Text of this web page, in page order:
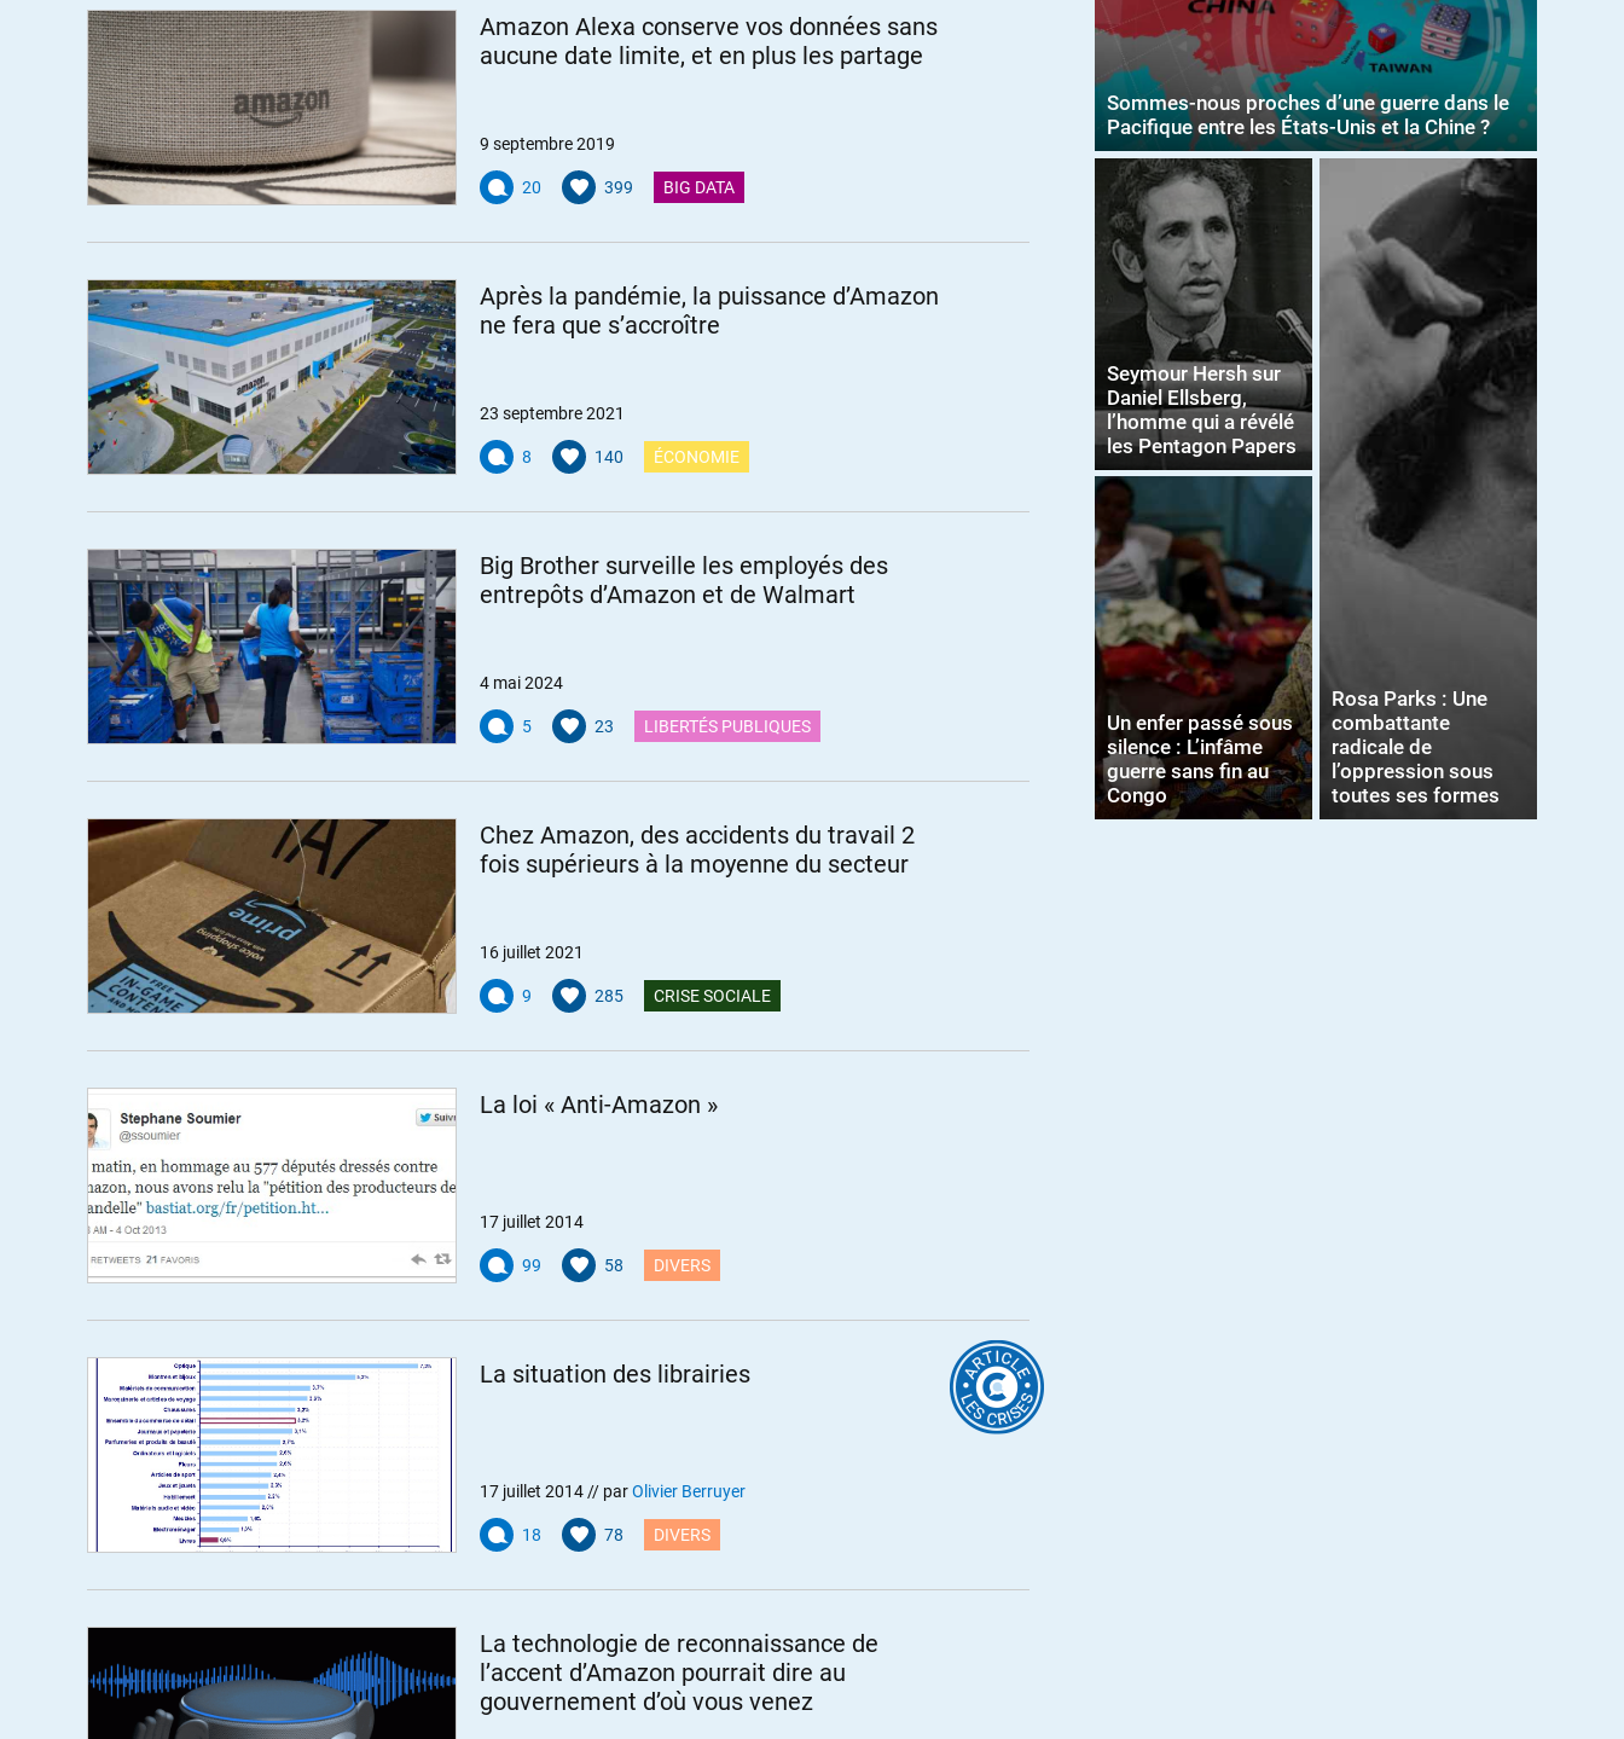
Amazon Alexa conserve vos données sans
aucune date limite, et en plus les partage
9 septembre 2019
20 399 BIG DATA
Après la pandémie, la puissance d’Amazon
ne fera que s’accroître
23 septembre 2021
8 140 ÉCONOMIE
Big Brother surveille les employés des
entrepôts d’Amazon et de Walmart
4 mai 2024
5 23 LIBERTÉS PUBLIQUES
Chez Amazon, des accidents du travail 2
fois supérieurs à la moyenne du secteur
16 juillet 2021
9 285 CRISE SOCIALE
La loi « Anti-Amazon »
17 juillet 2014
99 58 DIVERS
La situation des librairies
17 juillet 2014 // parOlivier Berruyer
18 78 DIVERS
La technologie de reconnaissance de
l’accent d’Amazon pourrait dire au
gouvernement d’où vous venez
Sommes-nous proches d’une guerre dans le
Pacifique entre les États-Unis et la Chine ?
Seymour Hersh sur
Daniel Ellsberg,
l’homme qui a révélé
les Pentagon Papers
Un enfer passé sous
silence : L’infâme
guerre sans fin au
Congo
Rosa Parks : Une
combattante
radicale de
l’oppression sous
toutes ses formes